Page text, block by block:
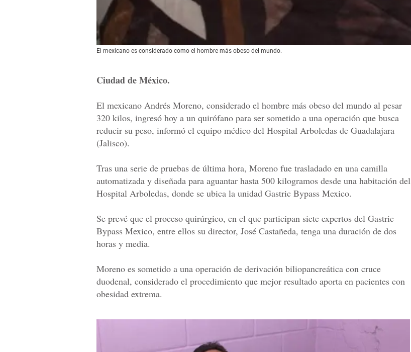
El mexicano es considerado como el hombre más obeso del mundo.
Ciudad de México.
El mexicano Andrés Moreno, considerado el hombre más obeso del mundo al pesar
320 kilos, ingresó hoy a un quirófano para ser sometido a una operación que busca
reducir su peso, informó el equipo médico del Hospital Arboledas de Guadalajara
(Jalisco).
Tras una serie de pruebas de última hora, Moreno fue trasladado en una camilla
automatizada y diseñada para aguantar hasta 500 kilogramos desde una habitación del
Hospital Arboledas, donde se ubica la unidad Gastric Bypass Mexico.
Se prevé que el proceso quirúrgico, en el que participan siete expertos del Gastric
Bypass Mexico, entre ellos su director, José Castañeda, tenga una duración de dos
horas y media.
Moreno es sometido a una operación de derivación biliopancreática con cruce
duodenal, considerado el procedimiento que mejor resultado aporta en pacientes con
obesidad extrema.